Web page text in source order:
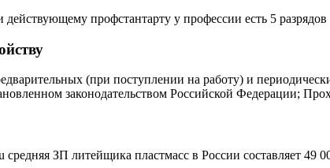
профстантарту у профессии есть 5
(при поступлении на работу) и
законодательством Российской Федерации;
ЗП литейщика пластмасс в России составляет 49